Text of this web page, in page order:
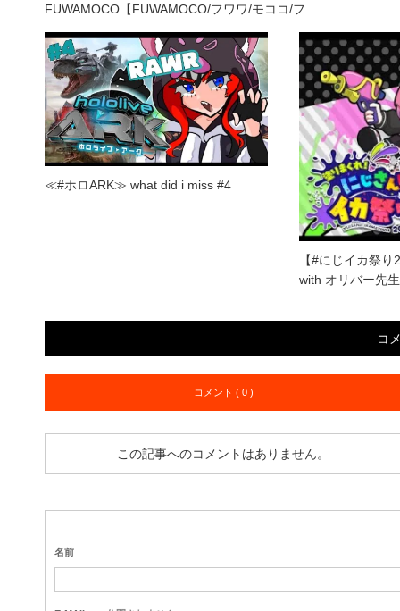
FUWAMOCO【FUWAMOCO/フワワ/モココ/フ…
≪#ホロARK≫ what did i miss #4
【#にじイカ祭
with オリバー先
コ
コメント ( 0 )
この記事へのコメントはありません。
名前